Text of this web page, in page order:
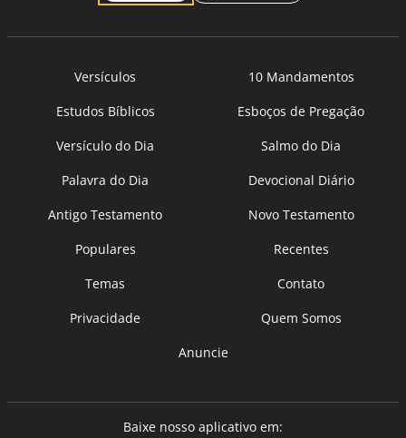
Versículos
10 Mandamentos
Estudos Bíblicos
Esboços de Pregação
Versículo do Dia
Salmo do Dia
Palavra do Dia
Devocional Diário
Antigo Testamento
Novo Testamento
Populares
Recentes
Temas
Contato
Privacidade
Quem Somos
Anuncie
Baixe nosso aplicativo em: